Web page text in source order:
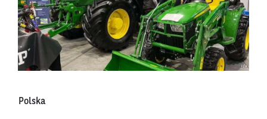
Polska